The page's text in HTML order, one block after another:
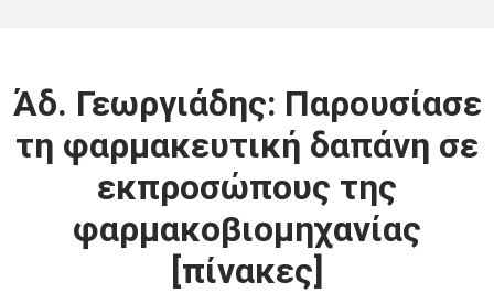
Άδ. Γεωργιάδης: Παρουσίασε
τη φαρμακευτική δαπάνη σε
εκπροσώπους της
φαρμακοβιομηχανίας
[πίνακες]